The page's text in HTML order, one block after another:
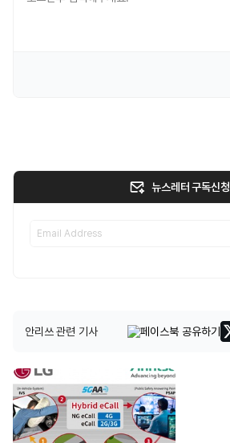
뉴스레터 구독신청
안리쓰 관련 기사